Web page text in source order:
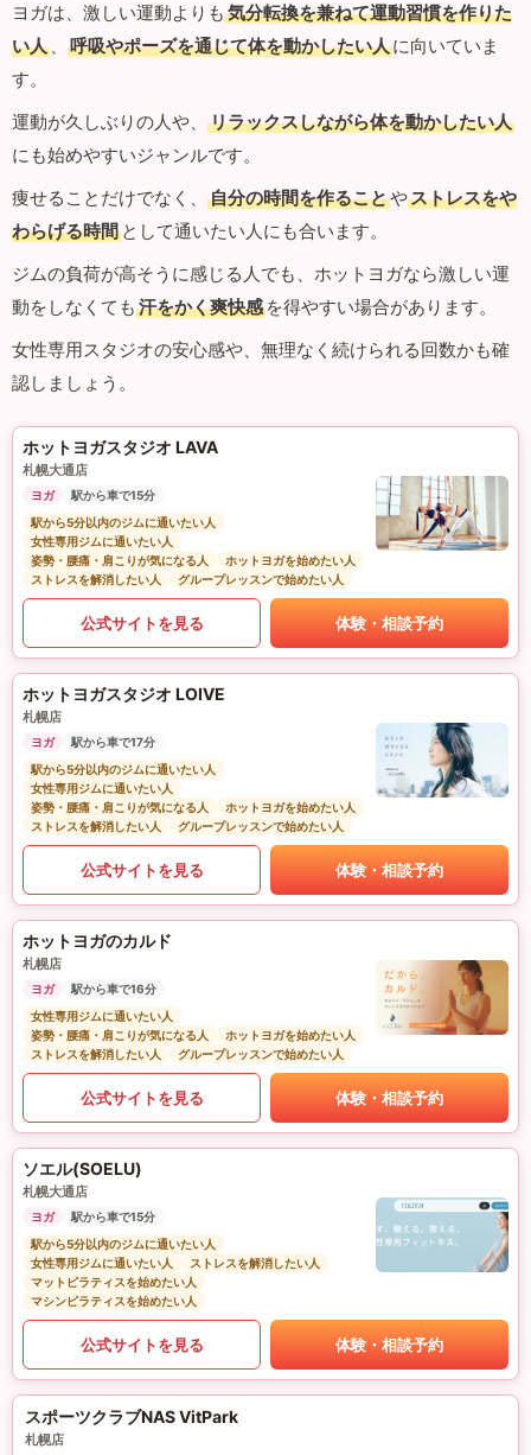
ヨガは、激しい運動よりも 気分転換を兼ねて運動習慣を作りた
い人 、 呼吸やポーズを通じて体を動かしたい人に向いていま
す。
運動が久しぶりの人や、
リラックスしながら体を動かしたい人
にも始めやすいジャンルです。
痩せることだけでなく、
自分の時間を作ることやストレスをや
わらげる時間 として通いたい人にも合います。
ジムの負荷が高そうに感じる人でも、ホットヨガなら激しい運
動をしなくても 汗をかく爽快感 を得やすい場合があります。
女性専用スタジオの安心感や、無理なく続けられる回数かも確
認しましょう。
ホットヨガスタジオ LAVA
札幌大通店
ヨガ
駅から車で15分
駅から5分以内のジムに通いたい人
女性専用ジムに通いたい人
姿勢・腰痛・肩こりが気になる人
ホットヨガを始めたい人
ストレスを解消したい人
グループレッスンで始めたい人
公式サイトを見る 体験・相談予約
ホットヨガスタジオ LOIVE
札幌店
ヨガ
駅から車で17分
駅から5分以内のジムに通いたい人
女性専用ジムに通いたい人
姿勢・腰痛・肩こりが気になる人
ホットヨガを始めたい人
ストレスを解消したい人
グループレッスンで始めたい人
公式サイトを見る 体験・相談予約
ホットヨガのカルド
札幌店
ヨガ
駅から車で16分
女性専用ジムに通いたい人
姿勢・腰痛・肩こりが気になる人
ホットヨガを始めたい人
ストレスを解消したい人
グループレッスンで始めたい人
公式サイトを見る 体験・相談予約
ソエル(SOELU)
札幌大通店
ヨガ
駅から車で15分
駅から5分以内のジムに通いたい人
女性専用ジムに通いたい人
ストレスを解消したい人
マットピラティスを始めたい人
マシンピラティスを始めたい人
公式サイトを見る 体験・相談予約
スポーツクラブNAS VitPark
札幌店